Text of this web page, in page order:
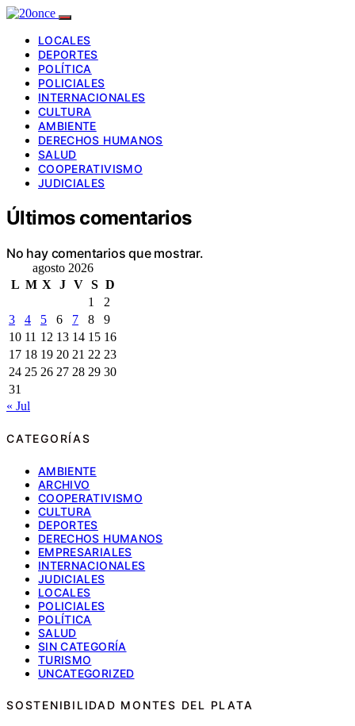
LOCALES
DEPORTES
POLÍTICA
POLICIALES
INTERNACIONALES
CULTURA
AMBIENTE
DERECHOS HUMANOS
SALUD
COOPERATIVISMO
JUDICIALES
Últimos comentarios
No hay comentarios que mostrar.
agosto 2026
L M X J V S D
1
2
3
4 5 6 7 8
9
10 11 12 13 14 15 16
17 18 19 20 21 22 23
24 25 26 27 28 29 30
31
« Jul
CATEGORÍAS
AMBIENTE
ARCHIVO
COOPERATIVISMO
CULTURA
DEPORTES
DERECHOS HUMANOS
EMPRESARIALES
INTERNACIONALES
JUDICIALES
LOCALES
POLICIALES
POLÍTICA
SALUD
SIN CATEGORÍA
TURISMO
UNCATEGORIZED
SOSTENIBILIDAD MONTES DEL PLATA